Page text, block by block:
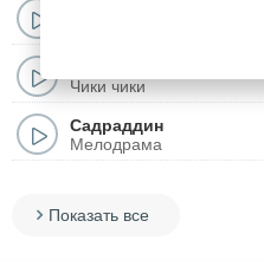
Чики чики
Садраддин
Мелодрама
Показать все